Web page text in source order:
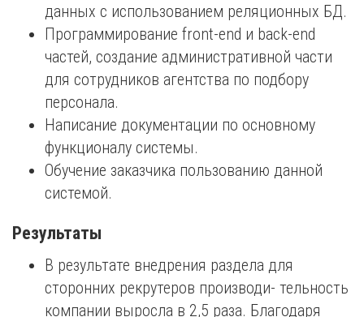
данных с использованием реляционных БД.
Программирование front-end и back-end
частей, создание административной части
для cотрудников агентства по подбору
персонала.
Написание документации по основному
функционалу системы.
Обучение заказчика пользованию данной
системой.
Результаты
В результате внедрения раздела для
сторонних рекрутеров производи- тельность
компании выросла в 2,5 раза. Благодаря